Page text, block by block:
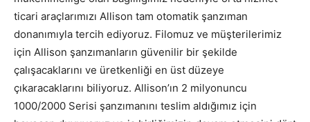
ticari araçlarımızı Allison tam otomatik şanzıman
donanımıyla tercih ediyoruz. Filomuz ve müşterilerimiz
için Allison şanzımanların güvenilir bir şekilde
çalışacaklarını ve üretkenliği en üst düzeye
çıkaracaklarını biliyoruz. Allison’ın 2 milyonuncu
1000/2000 Serisi şanzımanını teslim aldığımız için